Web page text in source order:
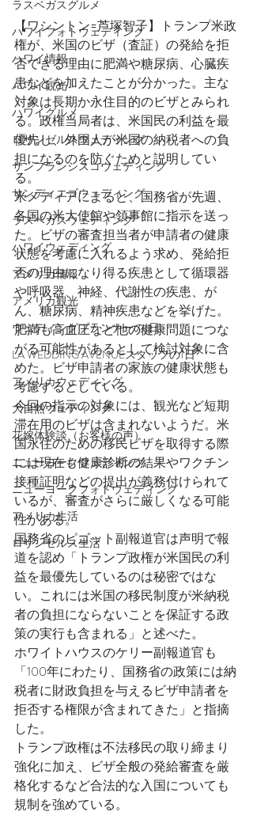
ラスベガスグルメ
ハワイフォトウェディング
ハワイ情報
ハワイ観光
ハワイグルメ
ロサンゼルスウェディング
サンフランシスコウェディング
サンディエゴウェディング
ラスベガスウェディング
ハワイウェディング
アメリカ情報
アメリカ観光
ウェディングプランナーの1日
LA WEDDING AVENUEスタッフの1日
アメリカウェディング
大自然ウェディング
花嫁体験談（お客様の声）
ニューヨークウェディング
ニューヨークフォトウェディング
アメリカ生活
ロサンゼルス生活
【ワシントン=芦塚智子】トランプ米政
権が、米国のビザ（査証）の発給を拒
否できる理由に肥満や糖尿病、心臓疾
患などを加えたことが分かった。主な
対象は長期か永住目的のビザとみられ
る。政権当局者は、米国民の利益を最
優先し、外国人が米国の納税者への負
担になるのを防ぐためと説明してい
る。
米メディアによると、国務省が先週、
各国の米大使館や領事館に指示を送っ
た。ビザの審査担当者が申請者の健康
状態を考慮に入れるよう求め、発給拒
否の理由になり得る疾患として循環器
や呼吸器、神経、代謝性の疾患、が
ん、糖尿病、精神疾患などを挙げた。
肥満も高血圧など他の健康問題につな
がる可能性があるとして検討対象に含
めた。ビザ申請者の家族の健康状態も
考慮するとしている。
今回の指示の対象には、観光など短期
滞在用のビザは含まれないようだ。米
国永住のための移民ビザを取得する際
には現在も健康診断の結果やワクチン
接種証明などの提出が義務付けられて
いるが、審査がさらに厳しくなる可能
性がある。
国務省のピゴット副報道官は声明で報
道を認め「トランプ政権が米国民の利
益を最優先しているのは秘密ではな
い。これには米国の移民制度が米納税
者の負担にならないことを保証する政
策の実行も含まれる」と述べた。
ホワイトハウスのケリー副報道官も
「100年にわたり、国務省の政策には納
税者に財政負担を与えるビザ申請者を
拒否する権限が含まれてきた」と指摘
した。
トランプ政権は不法移民の取り締まり
強化に加え、ビザ全般の発給審査を厳
格化するなど合法的な入国についても
規制を強めている。